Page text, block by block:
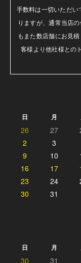
手数料は一切いただ
りますが、通常当店
もまた数店舗にお見
客様より他社様との
日 月
26 27
2
3
9
10
16
17
23
24
30
31
日 月
30 31